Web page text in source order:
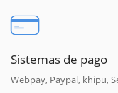
Sistemas de pago
Webpay, Paypal, khipu,